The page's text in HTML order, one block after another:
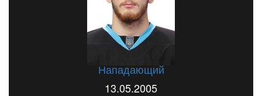
Нападающий
13.05.2005